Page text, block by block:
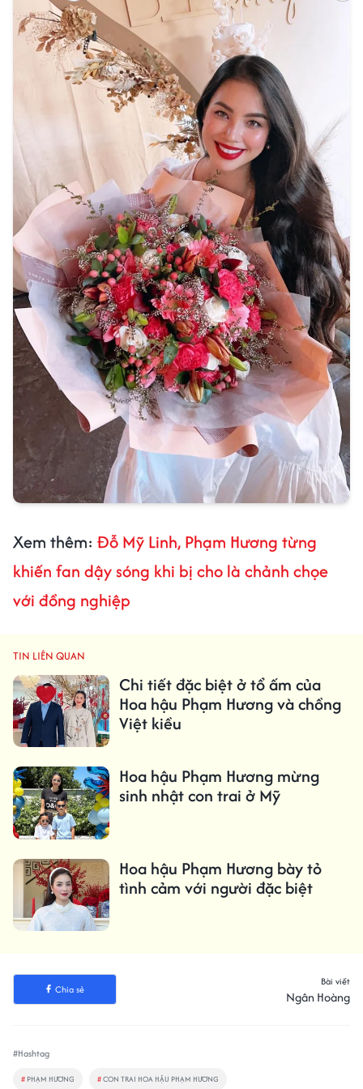
Xem thêm: Đỗ Mỹ Linh, Phạm Hương từng
khiến fan dậy sóng khi bị cho là chảnh chọe
với đồng nghiệp
TIN LIÊN QUAN
Chi tiết đặc biệt ở tổ ấm của
Hoa hậu Phạm Hương và chồng
Việt kiều
Hoa hậu Phạm Hương mừng
sinh nhật con trai ở Mỹ
Hoa hậu Phạm Hương bày tỏ
tình cảm với người đặc biệt
Chia sẻ
Bài viết
Ngân Hoàng
#Hashtag
# PHẠM HƯƠNG #CON TRAI HOA HẬU PHẠM HƯƠNG